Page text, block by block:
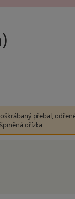
přebal,
ořízka.